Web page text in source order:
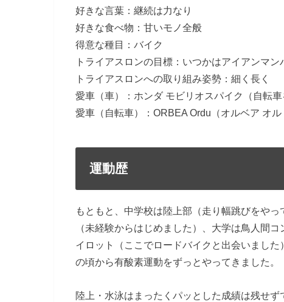
好きな言葉：継続は力なり
好きな食べ物：甘いモノ全般
得意な種目：バイク
トライアスロンの目標：いつかはアイアンマン
トライアスロンへの取り組み姿勢：細く長く
愛車（車）：ホンダ モビリオスパイク（自転
愛車（自転車）：ORBEA Ordu（オルベア オル
運動歴
もともと、中学校は陸上部（走り幅跳びをや
（未経験からはじめました）、大学は鳥人間
イロット（ここでロードバイクと出会いまし
の頃から有酸素運動をずっとやってきました。
陸上・水泳はまったくパッとした成績は残せ